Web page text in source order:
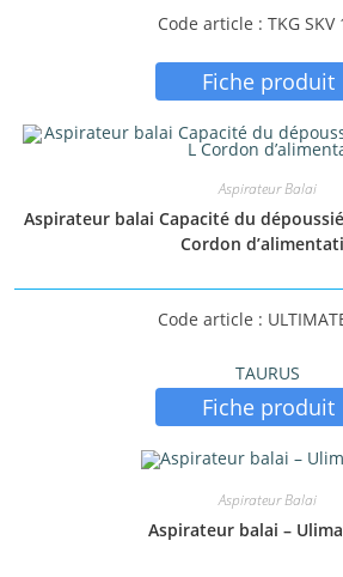
Code article : TKG SKV
Fiche produit
Aspirateur Balai
Aspirateur balai Capacité du
Cordon
Code article :
TAURUS
Fiche produit
Aspirateur Balai
Aspirateur balai –